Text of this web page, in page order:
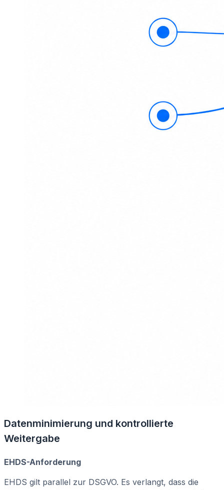
Datenminimierung und kontrollierte
Weitergabe
EHDS-Anforderung
EHDS gilt parallel zur DSGVO. Es verlangt, dass die